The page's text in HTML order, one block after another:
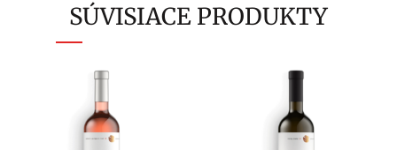
SÚVISIACE PRODUKTY